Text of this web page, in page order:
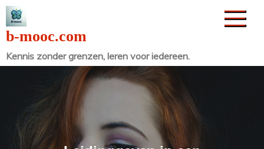
Naar
de
inhoud
gaan
b-mooc.com
Kennis zonder grenzen, leren voor iedereen.